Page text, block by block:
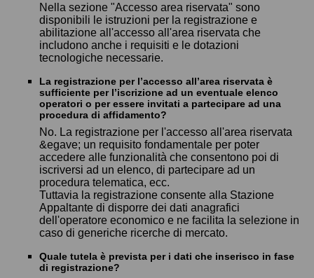
Nella sezione "Accesso area riservata" sono
disponibili le istruzioni per la registrazione e
abilitazione all'accesso all'area riservata che
includono anche i requisiti e le dotazioni
tecnologiche necessarie.
La registrazione per l’accesso all’area riservata è
sufficiente per l’iscrizione ad un eventuale elenco
operatori o per essere invitati a partecipare ad una
procedura di affidamento?
No. La registrazione per l'accesso all'area riservata
&egave; un requisito fondamentale per poter
accedere alle funzionalità che consentono poi di
iscriversi ad un elenco, di partecipare ad un
procedura telematica, ecc.
Tuttavia la registrazione consente alla Stazione
Appaltante di disporre dei dati anagrafici
dell'operatore economico e ne facilita la selezione in
caso di generiche ricerche di mercato.
Quale tutela è prevista per i dati che inserisco in fase
di registrazione?